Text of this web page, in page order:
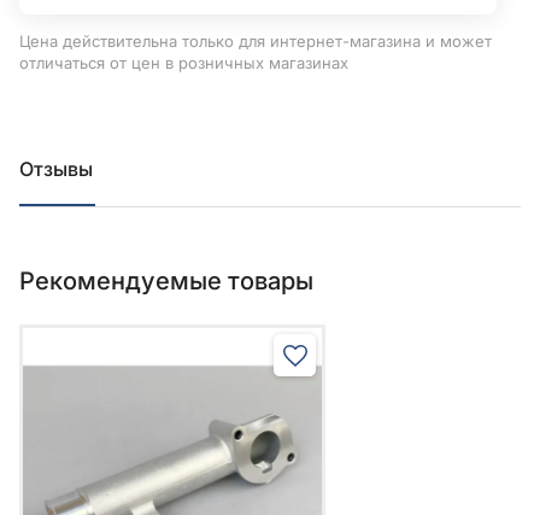
Цена действительна только для интернет-магазина и может
отличаться от цен в розничных магазинах
Отзывы
Рекомендуемые товары